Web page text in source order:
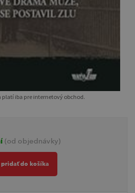
platí iba pre internetový obchod.
(od objednávky)
pridať do košíka